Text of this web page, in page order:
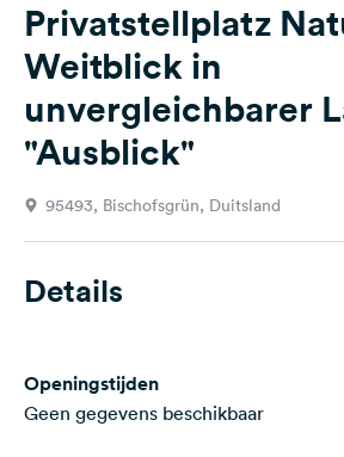
Vragen &
Feedback
Taal:
Nederlands
Volg
social
media
Instagram
Privatstellplatz
Weitblick in
unvergleichbarer
"Ausblick"
95493, Bischofsgrün, Duitsland
Details
Openingstijden
Geen gegevens beschikbaar